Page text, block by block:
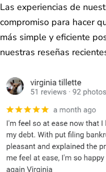
Las experiencias de
compromiso para hacer
más simple y eficiente
nuestras reseñas